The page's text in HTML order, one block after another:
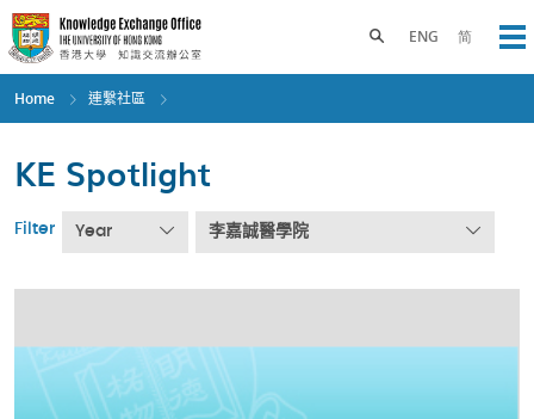
Skip
to
main
content
ENG 简
Toggle search panel
Home 連繫社區
KE Spotlight
Filter Year 李嘉誠醫學院